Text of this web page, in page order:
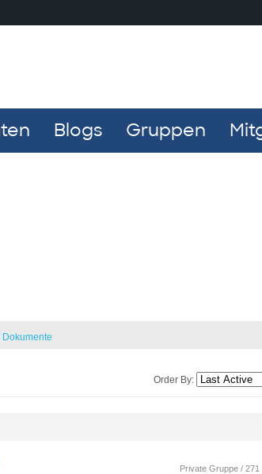
Blogs Gruppen
Dokumente
Order By:
Private Gruppe / 271